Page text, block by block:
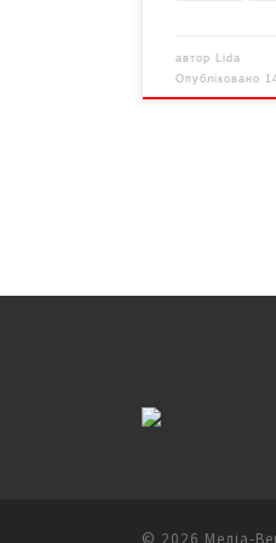
автор Lida
Опубліковано